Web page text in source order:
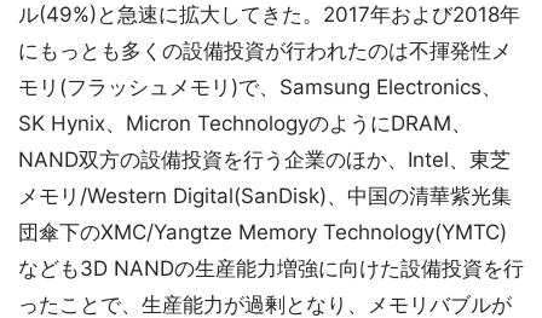
ル(49%)と急速に拡大してきた。2017年および2018年
にもっとも多くの設備投資が行われたのは不揮発性メ
モリ(フラッシュメモリ)で、Samsung Electronics、
SK Hynix、Micron TechnologyのようにDRAM、
NAND双方の設備投資を行う企業のほか、Intel、東芝
メモリ/Western Digital(SanDisk)、中国の清華紫光集
団傘下のXMC/Yangtze Memory Technology(YMTC)
なども3D NANDの生産能力増強に向けた設備投資を行
ったことで、生産能力が過剰となり、メモリバブルが